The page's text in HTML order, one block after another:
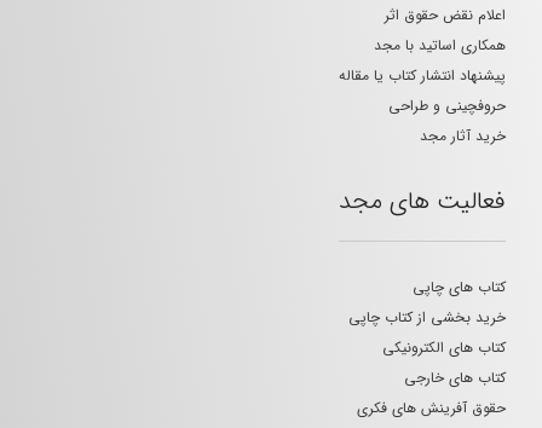
اعلام نقض حقوق اثر
همکاری اساتید با مجد
پیشنهاد انتشار کتاب یا مقاله
حروفچینی و طراحی
خرید آثار مجد
فعالیت های مجد
کتاب های چاپی
خرید بخشی از کتاب چاپی
کتاب های الکترونیکی
کتاب های خارجی
حقوق آفرینش های فکری